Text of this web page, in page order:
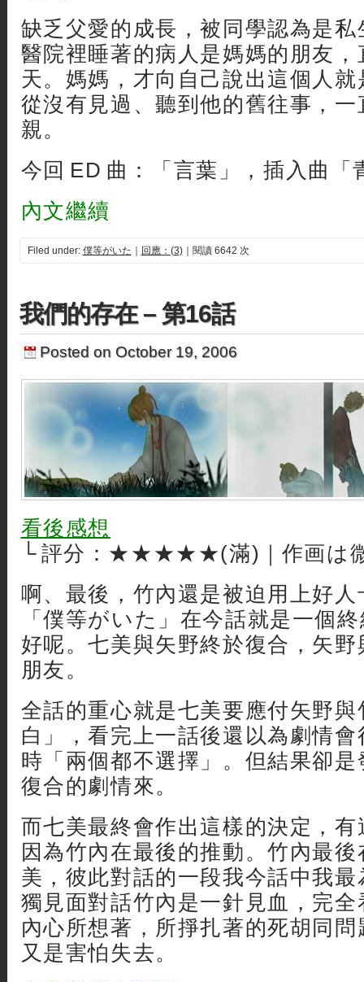
缺乏父愛的成長，被同學認為是
醫院裡睡著的病人是媽媽的朋友
天。媽媽，才向自己說出這個人
從沒有見過、聽到他的舊往事，
親。
今回 ED 曲：「言葉」，插入曲「
內文繼續
Filed under: 僕等がいた 回應：(3)｜閱讀 6642 次
我們的存在 – 第16話
Posted on October 19, 2006
看後感想
└ 評分：★★★★★(滿)｜作画は
啊、最後，竹內還是被迫用上好
「僕等がいた」在今話就是一個
好呢。七美與矢野終於復合，矢
朋友。
全話的重心就是七美要應付矢野
白」，看完上一話後還以為劇情
時「兩個都不選擇」。但結果卻
復合的劇情來。
而七美最終會作出這樣的決定，
因為竹內在最後的推動。竹內最
美，彼此對話的一段我今話中我
獨見面對話竹內是一針見血，完
內心所想著，所掙扎著的死胡同
又是害怕失去。